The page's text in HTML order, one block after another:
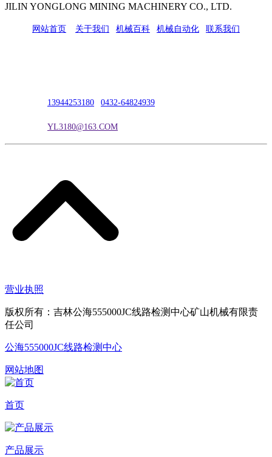
JILIN YONGLONG MINING MACHINERY CO., LTD.
网站首页 关于我们 机械百科 机械自动化 联系我们
13944253180 0432-64824939
YL3180@163.COM
营业执照
版权所有：吉林公海555000JC线路检测中心矿山机械有限责
任公司
公海555000JC线路检测中心
网站地图
首页
产品展示